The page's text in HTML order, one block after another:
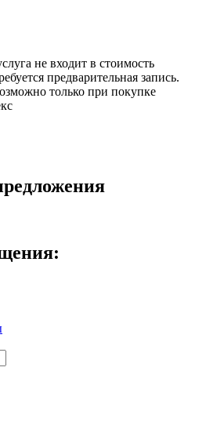
не входит в стоимость
предварительная запись.
только при покупке